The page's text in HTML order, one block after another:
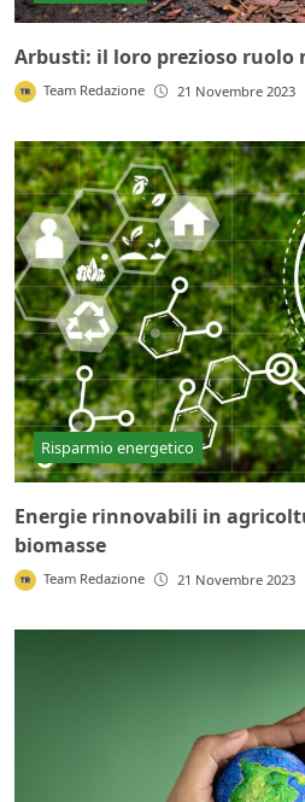
Arbusti: il loro prezioso ruolo
Team Redazione 21 Novembre 2023
Risparmio energetico
Energie rinnovabili in
biomasse
Team Redazione 21 Novembre 2023